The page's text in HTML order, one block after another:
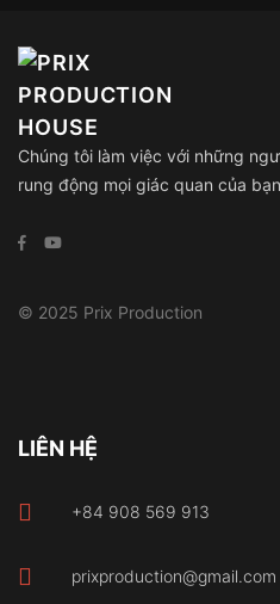
Chúng tôi làm việc với những
rung động mọi giác quan của
© 2025 Prix Production
LIÊN HỆ
+84 908 569 913
prixproduction@gmail.com